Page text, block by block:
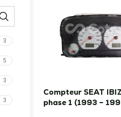
3
5
3
3
Compteur SEAT
phase 1 (1993 –